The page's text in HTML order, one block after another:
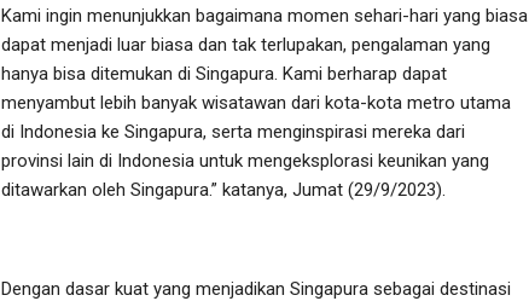
Kami ingin menunjukkan bagaimana momen sehari-hari yang biasa
dapat menjadi luar biasa dan tak terlupakan, pengalaman yang
hanya bisa ditemukan di Singapura. Kami berharap dapat
menyambut lebih banyak wisatawan dari kota-kota metro utama
di Indonesia ke Singapura, serta menginspirasi mereka dari
provinsi lain di Indonesia untuk mengeksplorasi keunikan yang
ditawarkan oleh Singapura.” katanya, Jumat (29/9/2023).
Dengan dasar kuat yang menjadikan Singapura sebagai destinasi